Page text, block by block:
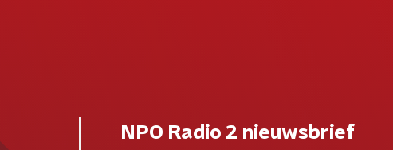
NPO Radio 2 nieuwsbrief